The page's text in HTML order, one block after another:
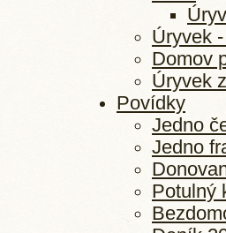
Úryvek
Domov
Úryvek
Povídky
Jedno
Jedno
Potulný